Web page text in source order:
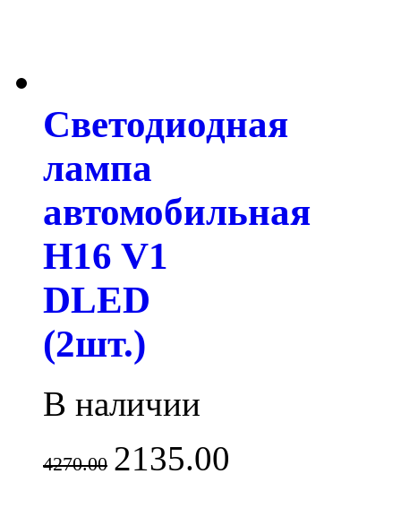
Светодиодная
лампа
автомобильная
H16 V1
DLED
(2шт.)
В наличии
4270.00 2135.00